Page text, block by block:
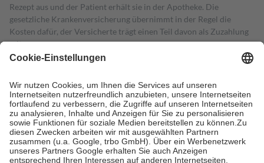
Rezept aus und der Patient erhält sie in der Apotheke. Die
gesetzliche Krankenversicherung übernimmt in der Regel die
Kosten dafür, der Versicherte trägt einen Teil davon als Zuzahlung
mit.
Grundsätzlich leisten Mitglieder Zuzahlungen in Höhe von zehn
höchstens zehn Euro.
Es sind jedoch nie mehr als die tatsächlichen
Kosten der Leistung zu entrichten.
Diese Regeln gelten grundsätzlich auch für Online-Apotheken.
Bei Heilmitteln und häuslicher Krankenpflege beträgt die
Zuzahlung zehn Prozent der Kosten sowie zehn Euro je
Verordnung.
Um das Engagement der Versicherten für ihre eigene Gesundheit zu